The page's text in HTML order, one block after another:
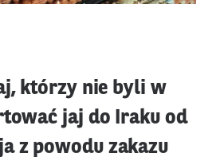
którzy nie byli w
jaj do Iraku od
z powodu zakazu